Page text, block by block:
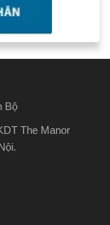
Bộ
The Manor